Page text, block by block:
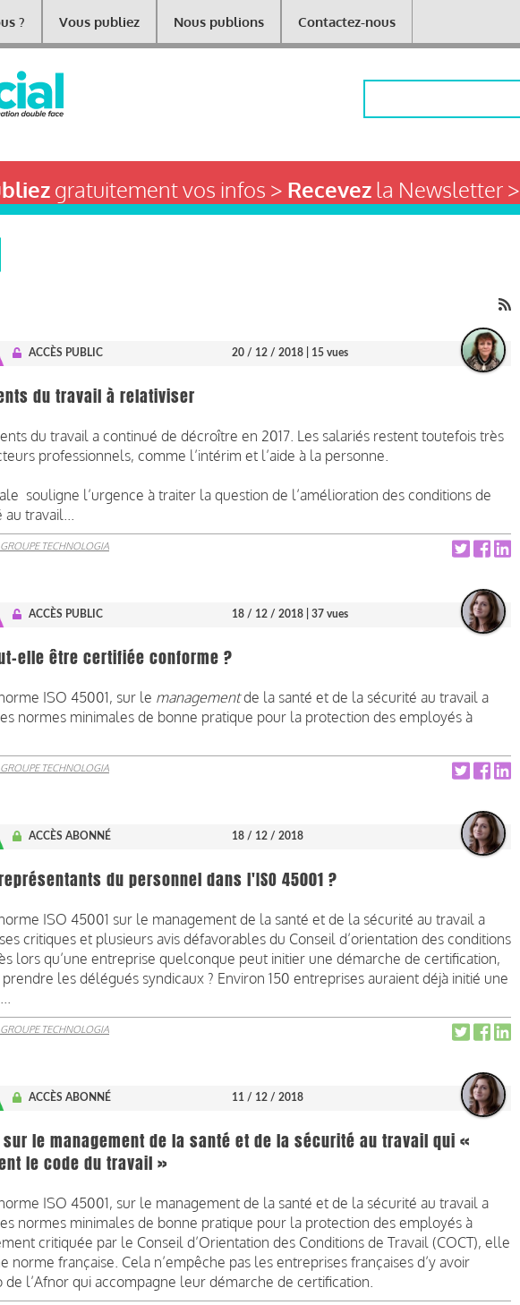
? Vous publiez Nous publions Contactez-nous
gratuitement vos infos > Recevezla Newsletter >
ACCÈS PUBLIC 20 / 12 / 2018 | 15 vues
du travail à relativiser
du travail a continué de décroître en 2017. Les salariés restent toutefois très
professionnels, comme l’intérim et l’aide à la personne.
souligne l’urgence à traiter la question de l’amélioration des conditions de
travail...
GROUPE TECHNOLOGIA
ACCÈS PUBLIC 18 / 12 / 2018 | 37 vues
elle être certifiée conforme ?
ISO 45001, sur le managementde la santé et de la sécurité au travail a
normes minimales de bonne pratique pour la protection des employés à
GROUPE TECHNOLOGIA
ACCÈS ABONNÉ 18 / 12 / 2018
du personnel dans l'ISO 45001 ?
ISO 45001 sur le management de la santé et de la sécurité au travail a
critiques et plusieurs avis défavorables du Conseil d’orientation des conditions
lors qu’une entreprise quelconque peut initier une démarche de certification,
les délégués syndicaux ? Environ 150 entreprises auraient déjà initié une
GROUPE TECHNOLOGIA
ACCÈS ABONNÉ 11 / 12 / 2018
sur le management de la santé et de la sécurité au travail qui «
le code du travail »
ISO 45001, sur le management de la santé et de la sécurité au travail a
normes minimales de bonne pratique pour la protection des employés à
critiquée par le Conseil d’Orientation des Conditions de Travail (COCT), elle
norme française. Cela n’empêche pas les entreprises françaises d’y avoir
de l’Afnor qui accompagne leur démarche de certification.